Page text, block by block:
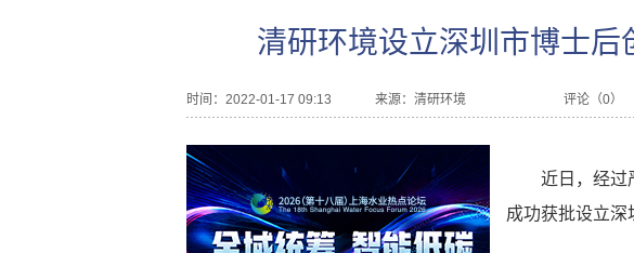
清研环境设立深圳市博士后
时间：2022-01-17 09:13 来源： 清研环境 评论（0）
近日，经过
成功获批设立深